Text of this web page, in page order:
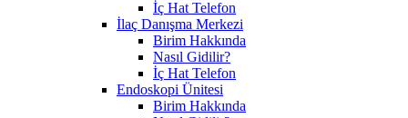
İç Hat Telefon
İlaç Danışma Merkezi
Birim Hakkında
Nasıl Gidilir?
İç Hat Telefon
Endoskopi Ünitesi
Birim Hakkında